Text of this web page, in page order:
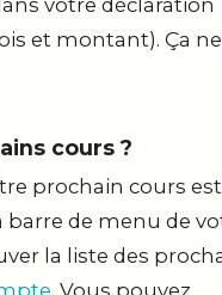
votre déclaration
et montant). Ça
cours ?
prochain cours est
de menu de
la liste des
. Vous pouvez